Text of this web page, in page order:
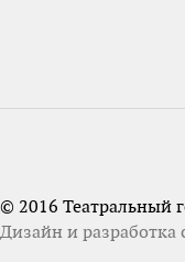
© 2016 Театральный
Дизайн и разработка